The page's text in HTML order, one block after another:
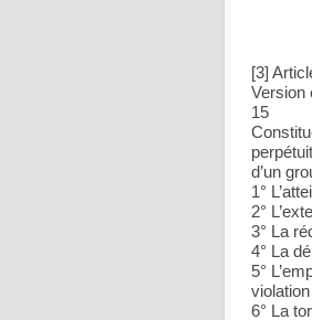
[3]
Version
15
d’un
1°
2°
3° La
4° La
5°
6° La